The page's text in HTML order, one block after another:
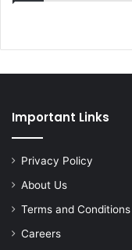
Important Links
Privacy Policy
About Us
Terms and Conditions
Careers